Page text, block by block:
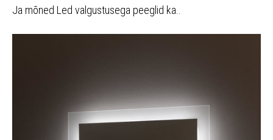
Ja mõned Led valgustusega peeglid ka..